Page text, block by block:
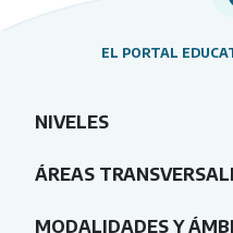
EL PORTAL
NIVELES
ÁREAS
MODALIDADES Y